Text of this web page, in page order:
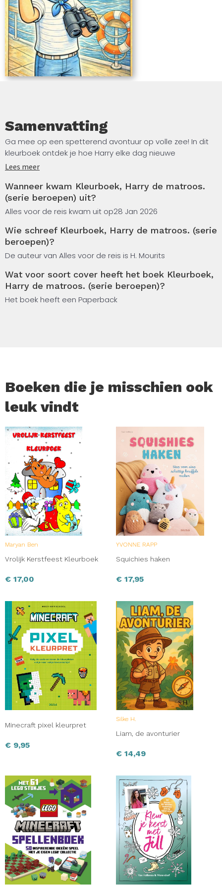
Samenvatting
Ga mee op een spetterend avontuur op volle zee! In dit
kleurboek ontdek je hoe Harry elke dag nieuwe
uitdagingen beleeft als matroos op een groot
het schip tot het helpen van passagiers – met Harry is
het nooit saai!
kleurboek ideaal voor kinderen die graag lekker creatief
bezig zijn. De platen zijn leuk, leerzaam én stimuleren
fantasie en motoriek. Pak je potloden, stiften of krijtjes
Perfect voor: – Kleurplezier thuis – Onderweg op vakantie
– Kinderfeestjes – Cadeaus & verrassingen Met 37
Lees meer
Wanneer kwam Kleurboek, Harry de matroos.
(serie beroepen) uit?
Alles voor de reis kwam uit op28 Jan 2026
Wie schreef Kleurboek, Harry de matroos. (serie
beroepen)?
De auteur van Alles voor de reis is H. Mourits
Wat voor soort cover heeft het boek Kleurboek,
Harry de matroos. (serie beroepen)?
Het boek heeft een Paperback
Boeken die je misschien ook
leuk vindt
Maryan Ben
Vrolijk Kerstfeest Kleurboek
€ 17,00
YVONNE RAPP
Squichies haken
€ 17,95
Minecraft pixel kleurpret
€ 9,95
Silke H.
Liam, de avonturier
€ 14,49